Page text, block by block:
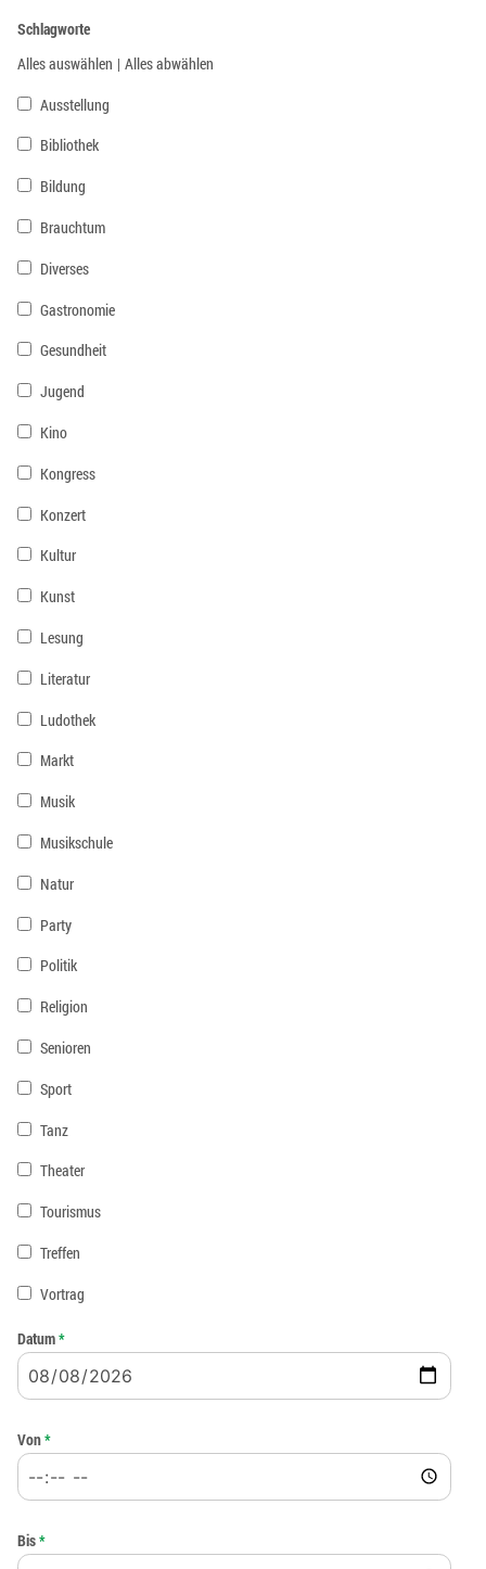
Schlagworte
Alles auswählen | Alles abwählen
Ausstellung
Bibliothek
Bildung
Brauchtum
Diverses
Gastronomie
Gesundheit
Jugend
Kino
Kongress
Konzert
Kultur
Kunst
Lesung
Literatur
Ludothek
Markt
Musik
Musikschule
Natur
Party
Politik
Religion
Senioren
Sport
Tanz
Theater
Tourismus
Treffen
Vortrag
Datum*
Von*
Bis*